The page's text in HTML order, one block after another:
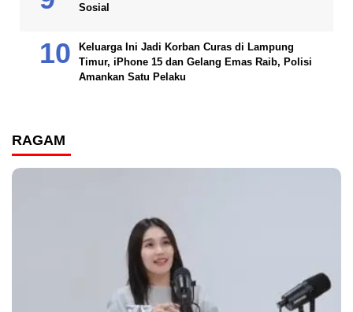
Sosial
Keluarga Ini Jadi Korban Curas di Lampung
Timur, iPhone 15 dan Gelang Emas Raib, Polisi
Amankan Satu Pelaku
RAGAM